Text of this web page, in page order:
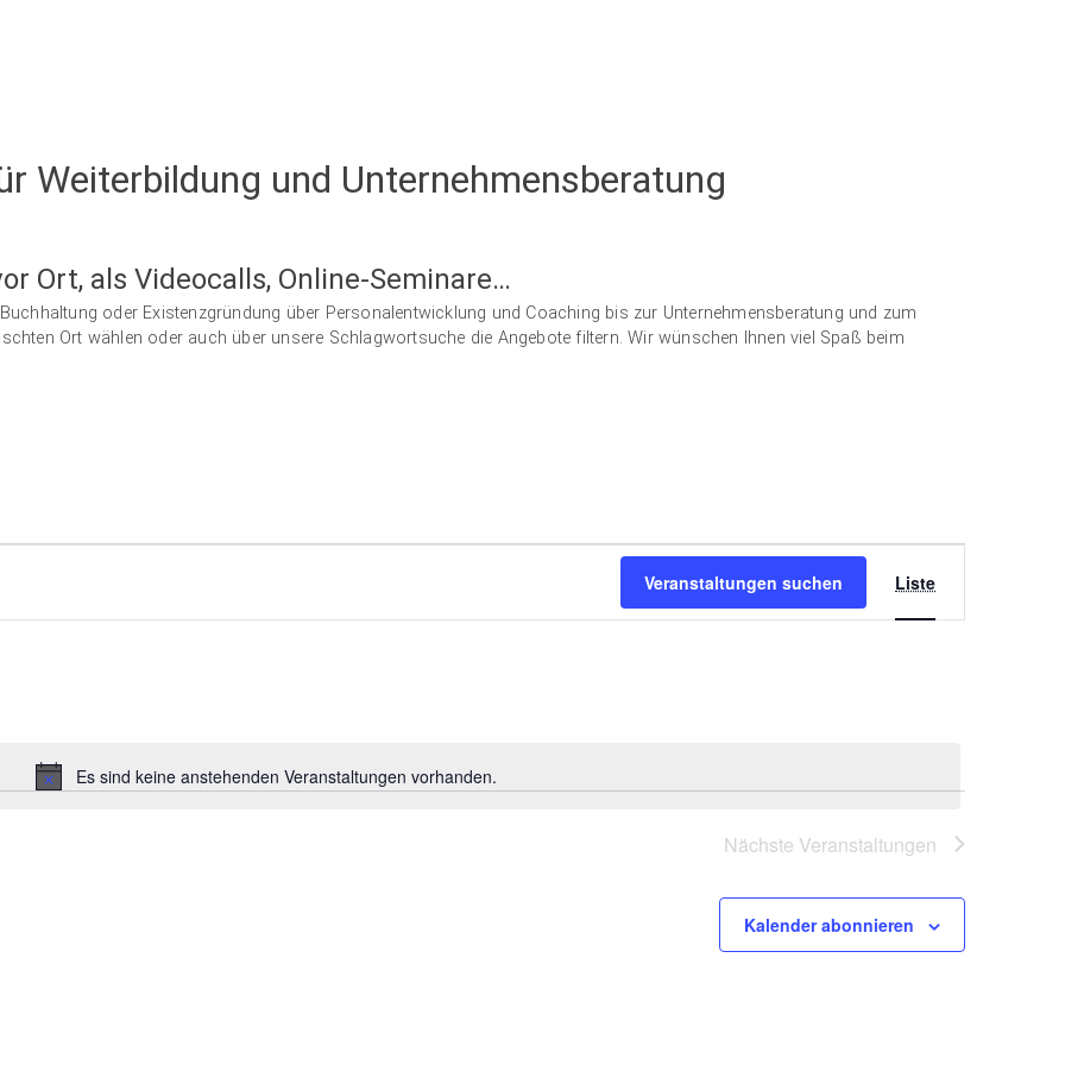
Weiterbildung und Unternehmensberatung
Ort, als Videocalls, Online-Seminare…
oder Existenzgründung über Personalentwicklung und Coaching bis zur Unternehmensberatung und zum
Ort wählen oder auch über unsere Schlagwortsuche die Angebote filtern. Wir wünschen Ihnen viel Spaß beim
Hinweis
Es sind keine anstehenden Veranstaltungen vorhanden.
Veranstaltungen suchen
Ansichten-
Navigation
Liste
Nächste Veranstaltungen
Kalender abonnieren